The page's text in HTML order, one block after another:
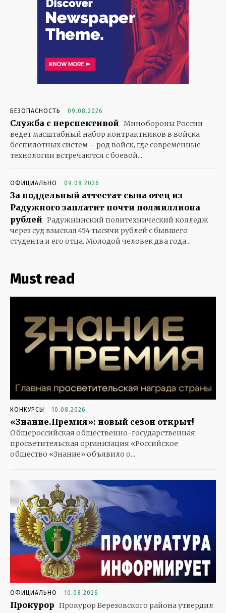
БЕЗОПАСНОСТЬ 09.08.2026
Служба с перспективой Минобороны России
ведет масштабный набор контрактников в войска
беспилотных систем – род войск, где современные
технологии встречаются с боевой...
ОФИЦИАЛЬНО 09.08.2026
За поддельный аттестат сына отец из
Радужного заплатит почти полмиллиона
рублей Радужнинский политехнический колледж
через суд взыскал 454 тысячи рублей с бывшего
студента и его отца. Молодой человек два года...
Must read
КОНКУРСЫ 10.08.2026
«Знание.Премия»: новый сезон открыт!
Общероссийская общественно-государственная
просветительская организация «Российское
общество «Знание» объявило о...
ОФИЦИАЛЬНО 10.08.2026
Прокурор Прокурор Березовского района утвердил